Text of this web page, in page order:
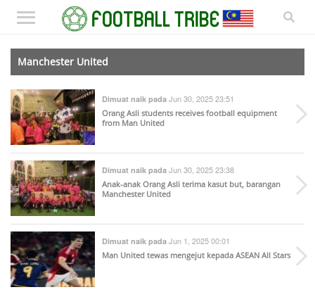
Manchester United
Dimuat naik pada Jun 30, 2025 23:51
Orang Asli students receives football equipment
from Man United
Dimuat naik pada Jun 30, 2025 23:38
Anak-anak Orang Asli terima kasut but, barangan
Manchester United
Dimuat naik pada Jun 1, 2025 00:01
Man United tewas mengejut kepada ASEAN All Stars